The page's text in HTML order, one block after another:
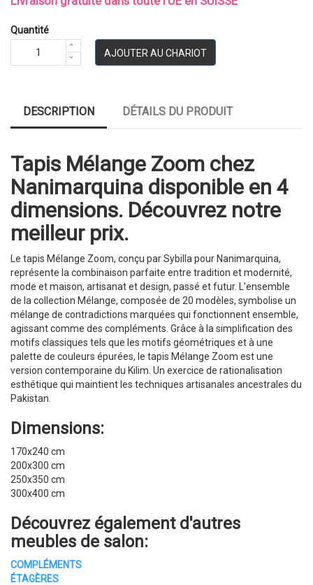
Quantité
AJOUTER AU CHARIOT
DESCRIPTION DÉTAILS DU PRODUIT
Tapis Mélange Zoom chez
Nanimarquina disponible en 4
dimensions. Découvrez notre
meilleur prix.
Le tapis Mélange Zoom, conçu par Sybilla pour Nanimarquina,
représente la combinaison parfaite entre tradition et modernité,
mode et maison, artisanat et design, passé et futur. L'ensemble
de la collection Mélange, composée de 20 modèles, symbolise un
mélange de contradictions marquées qui fonctionnent ensemble,
agissant comme des compléments. Grâce à la simplification des
motifs classiques tels que les motifs géométriques et à une
palette de couleurs épurées, le tapis Mélange Zoom est une
version contemporaine du Kilim. Un exercice de rationalisation
esthétique qui maintient les techniques artisanales ancestrales du
Pakistan.
Dimensions:
170x240 cm
200x300 cm
250x350 cm
300x400 cm
Découvrez également d'autres
meubles de salon:
COMPLÉMENTS
ÉTAGÈRES